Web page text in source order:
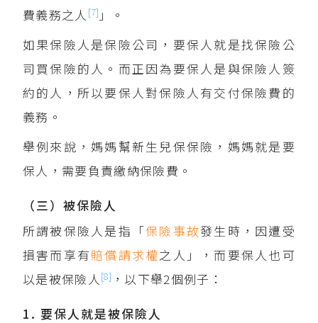
費義務之人 [7] 」。
如果保險人是保險公司，要保人就是找保險公
司買保險的人。而正因為要保人是與保險人簽
約的人，所以要保人對保險人有交付保險費的
義務。
舉例來說，媽媽幫新生兒保保險，媽媽就是要
保人，需要負責繳納保險費。
（三）被保險人
所謂被保險人是指「保險事故發生時，因遭受
損害而享有賠償 請求權之人」，而要保人也可
以是被保險人 [8] ，以下舉2個例子：
1. 要保人就是被保險人